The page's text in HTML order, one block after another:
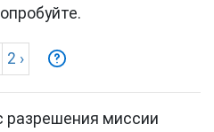
2 ›
разрешения миссии